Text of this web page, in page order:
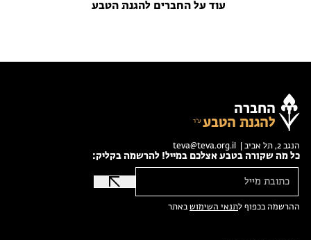
עוד על החברים להגנת הטבע
החברה
להגנת הטבע
הנגב 2, תל אביב | teva@teva.org.il
כל מה שקורה בטבע אצלכם במייל! להרשמה בקליק:
ההרשמה בכפוף לתנאי השימושבאתר